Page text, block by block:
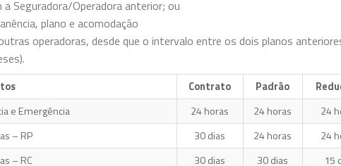
Seguradora/Operadora anterior; ou
plano e acomodação
operadoras, desde que o intervalo entre os dois planos
Contrato Padrão
e Emergência 24 horas 24 horas 24
– RP 30 dias 24 horas 24
– RC 30 dias 30 dias 15